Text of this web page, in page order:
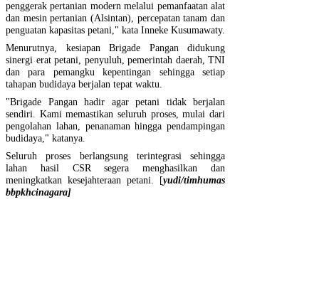
penggerak pertanian modern melalui pemanfaatan alat
dan mesin pertanian (Alsintan), percepatan tanam dan
penguatan kapasitas petani," kata Inneke Kusumawaty.
Menurutnya, kesiapan Brigade Pangan didukung
sinergi erat petani, penyuluh, pemerintah daerah, TNI
dan para pemangku kepentingan sehingga setiap
tahapan budidaya berjalan tepat waktu.
"Brigade Pangan hadir agar petani tidak berjalan
sendiri. Kami memastikan seluruh proses, mulai dari
pengolahan lahan, penanaman hingga pendampingan
budidaya," katanya.
Seluruh proses berlangsung terintegrasi sehingga
lahan hasil CSR segera menghasilkan dan
meningkatkan kesejahteraan petani. [yudi/timhumas
bbpkhcinagara]